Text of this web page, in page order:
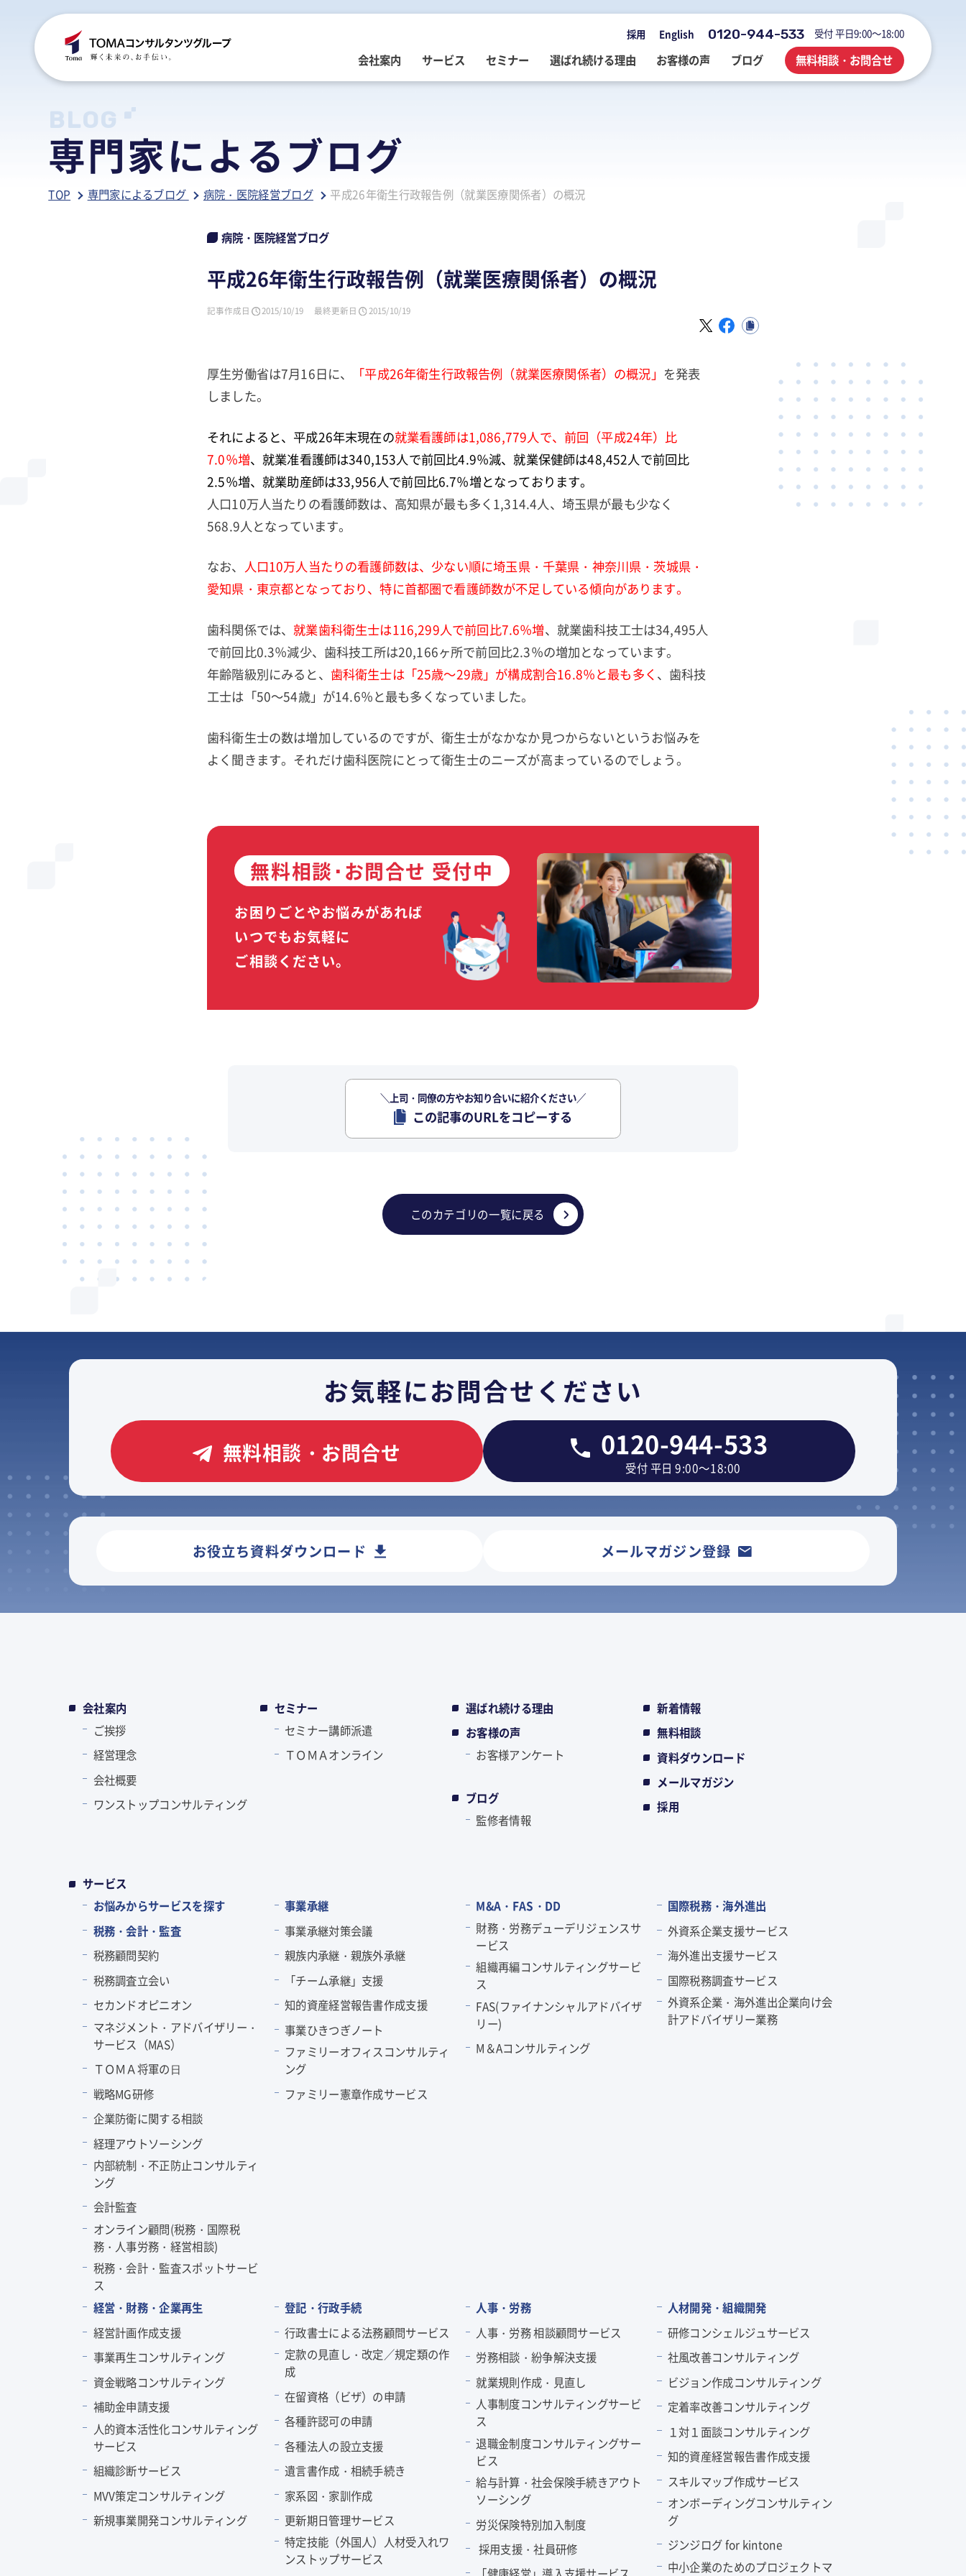
採用 English 0120-944-533 受付 平日9:00～18:00
会社案内
ご挨拶
グループ企業 採用情報
サービス
税務・会計・監査
国際税務・海外進出 経営・財務・企業再生
人事・労務
相続 不動産コンサルティング
セミナー
経営・財務
人事・労務 組織・人材開発
事業承継・相続
選ばれ続ける理由 お客様の声 ブログ
税務・会計ブログ
行政書士業務ブログ 事業承継ブログ
人事・労務ブログ
相続ブログ
社長のブログ ～100年続く企業を
社員でつくる 明るく楽しく元気に
無料相談・お問合せ
BLOG
専門家によるブログ
TOP 専門家によるブログ 病院・医院経営ブログ 平成26年衛生行政報告例（就業医療関係者）の概況
病院・医院経営ブログ
平成26年衛生行政報告例（就業医療関係者）の概況
記事作成日 2015/10/19 最終更新日 2015/10/19
厚生労働省は7月16日に、 「平成26年衛生行政報告例（就業医療関係者）の概況」 を発表
しました。
それによると、平成26年末現在の就業看護師は1,086,779人で、前回（平成24年）比
7.0％増、就業准看護師は340,153人で前回比4.9％減、就業保健師は48,452人で前回比
2.5％増、就業助産師は33,956人で前回比6.7％増となっております。
人口10万人当たりの看護師数は、高知県が最も多く1,314.4人、埼玉県が最も少なく
568.9人となっています。
なお、 人口10万人当たりの看護師数は、少ない順に埼玉県・千葉県・神奈川県・茨城県・
愛知県・東京都となっており、特に首都圏で看護師数が不足している傾向があります。
歯科関係では、就業歯科衛生士は116,299人で前回比7.6％増、就業歯科技工士は34,495人
で前回比0.3％減少、歯科技工所は20,166ヶ所で前回比2.3％の増加となっています。
年齢階級別にみると、 歯科衛生士は「25歳～29歳」が構成割合16.8％と最も多く 、歯科技
工士は「50～54歳」が14.6％と最も多くなっていました。
歯科衛生士の数は増加しているのですが、衛生士がなかなか見つからないというお悩みを
よく聞きます。それだけ歯科医院にとって衛生士のニーズが高まっているのでしょう。
無料相談･お問合せ 受付中
お困りごとやお悩みがあれば
いつでもお気軽に
ご相談ください。
＼上司・同僚の方やお知り合いに紹介ください／
この記事のURLをコピーする
このカテゴリの一覧に戻る
お気軽にお問合せください
無料相談・お問合せ 0120-944-533
受付 平日 9:00～18:00
お役立ち資料ダウンロード メールマガジン登録
会社案内
ご挨拶
経営理念
会社概要
ワンストップコンサルティング
セミナー
セミナー講師派遣
ＴＯＭＡオンライン
選ばれ続ける理由
お客様の声
お客様アンケート
ブログ
監修者情報
新着情報
無料相談
資料ダウンロード
メールマガジン
採用
サービス
お悩みからサービスを探す
税務・会計・監査
税務顧問契約
税務調査立会い
セカンドオピニオン
マネジメント・アドバイザリー・
サービス（MAS）
ＴＯＭＡ将軍の⽇
戦略MG研修
企業防衛に関する相談
経理アウトソーシング
内部統制・不正防止コンサルティ
ング
会計監査
オンライン顧問(税務・国際税
務・人事労務・経営相談)
税務・会計・監査スポットサービ
ス
事業承継
事業承継対策会議
親族内承継・親族外承継
「チーム承継」支援
知的資産経営報告書作成支援
事業ひきつぎノート
ファミリーオフィスコンサルティ
ング
ファミリー憲章作成サービス
M&A・FAS・DD
財務・労務デューデリジェンスサ
ービス
組織再編コンサルティングサービ
ス
FAS(ファイナンシャルアドバイザ
リー)
M＆Aコンサルティング
国際税務・海外進出
外資系企業支援サービス
海外進出支援サービス
国際税務調査サービス
外資系企業・海外進出企業向け会
計アドバイザリー業務
経営・財務・企業再生
経営計画作成支援
事業再生コンサルティング
資金戦略コンサルティング
補助金申請支援
人的資本活性化コンサルティング
サービス
組織診断サービス
MVV策定コンサルティング
新規事業開発コンサルティング
登記・行政手続
行政書士による法務顧問サービス
定款の見直し・改定／規定類の作
成
在留資格（ビザ）の申請
各種許認可の申請
各種法人の設立支援
遺言書作成・相続手続き
家系図・家訓作成
更新期日管理サービス
特定技能（外国人）人材受入れワ
ンストップサービス
人事・労務
人事・労務 相談顧問サービス
労務相談・紛争解決支援
就業規則作成・見直し
人事制度コンサルティングサービ
ス
退職金制度コンサルティングサー
ビス
給与計算・社会保険手続きアウト
ソーシング
労災保険特別加入制度
採用支援・社員研修
人材開発・組織開発
研修コンシェルジュサービス
社風改善コンサルティング
ビジョン作成コンサルティング
定着率改善コンサルティング
１対１面談コンサルティング
知的資産経営報告書作成支援
スキルマップ作成サービス
オンボーディングコンサルティン
グ
ジンジログ for kintone
中小企業のためのプロジェクトマ